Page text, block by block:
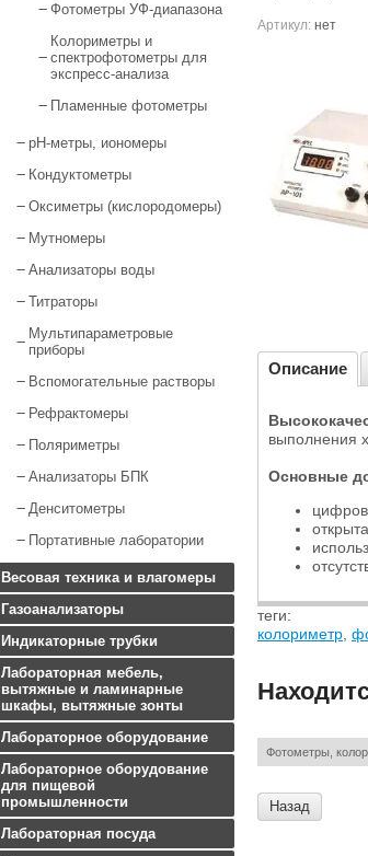
Артикул: нет
Описание
выполнения
Основные
теги:
колориметр
Фотометры,
Назад
Фотометры УФ-диапазона
Колориметры и
спектрофотометры для
экспресс-анализа
Пламенные фотометры
pH-метры, иономеры
Кондуктометры
Оксиметры (кислородомеры)
Мутномеры
Анализаторы воды
Титраторы
Мультипараметровые
приборы
Вспомогательные растворы
Рефрактомеры
Поляриметры
Анализаторы БПК
Денситометры
Портативные лаборатории
Весовая техника и влагомеры
Газоанализаторы
Индикаторные трубки
Лабораторная мебель,
вытяжные и ламинарные
шкафы, вытяжные зонты
Лабораторное оборудование
Лабораторное оборудование
для пищевой
промышленности
Лабораторная посуда